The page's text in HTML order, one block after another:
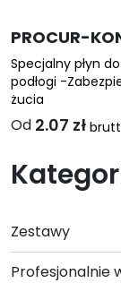
Zestawy
Profesjonalnie
PROCUR-
Specjalny płyn
podłogi -
żucia
Od 2.07 zł